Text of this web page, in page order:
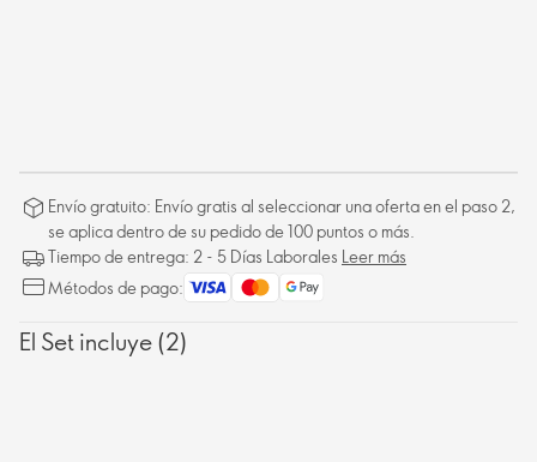
Envío gratuito: Envío gratis al seleccionar una oferta en el paso 2,
se aplica dentro de su pedido de 100 puntos o más.
Tiempo de entrega: 2 - 5 Días Laborales Leer más
Métodos de pago:
El Set incluye (2)